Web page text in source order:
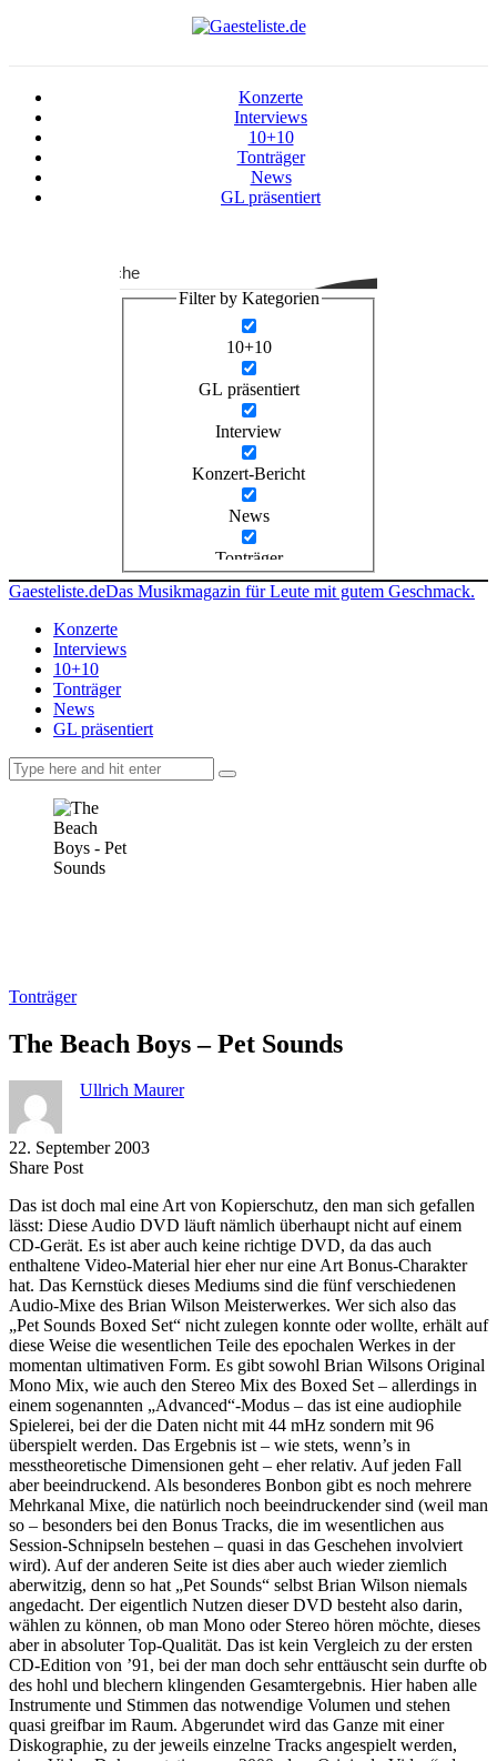
Konzerte
Interviews
10+10
Tonträger
News
GL präsentiert
Suche
Filter by Kategorien
10+10
GL präsentiert
Interview
Konzert-Bericht
News
Tonträger
Gaesteliste.deDas Musikmagazin für Leute mit gutem Geschmack.
Konzerte
Interviews
10+10
Tonträger
News
GL präsentiert
Tonträger
The Beach Boys – Pet Sounds
Ullrich Maurer
22. September 2003
Share PostShare
Facebook
Copy
to
clipboard
Send
via
eMail
Das ist doch mal eine Art von Kopierschutz, den man sich gefallen
lässt: Diese Audio DVD läuft nämlich überhaupt nicht auf einem
CD-Gerät. Es ist aber auch keine richtige DVD, da das auch
enthaltene Video-Material hier eher nur eine Art Bonus-Charakter
hat. Das Kernstück dieses Mediums sind die fünf verschiedenen
Audio-Mixe des Brian Wilson Meisterwerkes. Wer sich also das
„Pet Sounds Boxed Set“ nicht zulegen konnte oder wollte, erhält auf
diese Weise die wesentlichen Teile des epochalen Werkes in der
momentan ultimativen Form. Es gibt sowohl Brian Wilsons Original
Mono Mix, wie auch den Stereo Mix des Boxed Set – allerdings in
einem sogenannten „Advanced“-Modus – das ist eine audiophile
Spielerei, bei der die Daten nicht mit 44 mHz sondern mit 96
überspielt werden. Das Ergebnis ist – wie stets, wenn’s in
messtheoretische Dimensionen geht – eher relativ. Auf jeden Fall
aber beeindruckend. Als besonderes Bonbon gibt es noch mehrere
Mehrkanal Mixe, die natürlich noch beeindruckender sind (weil man
so – besonders bei den Bonus Tracks, die im wesentlichen aus
Session-Schnipseln bestehen – quasi in das Geschehen involviert
wird). Auf der anderen Seite ist dies aber auch wieder ziemlich
aberwitzig, denn so hat „Pet Sounds“ selbst Brian Wilson niemals
angedacht. Der eigentlich Nutzen dieser DVD besteht also darin,
wählen zu können, ob man Mono oder Stereo hören möchte, dieses
aber in absoluter Top-Qualität. Das ist kein Vergleich zu der ersten
CD-Edition von ’91, bei der man doch sehr enttäuscht sein durfte ob
des hohl und blechern klingenden Gesamtergebnis. Hier haben alle
Instrumente und Stimmen das notwendige Volumen und stehen
quasi greifbar im Raum. Abgerundet wird das Ganze mit einer
Diskographie, zu der jeweils einzelne Tracks angespielt werden,